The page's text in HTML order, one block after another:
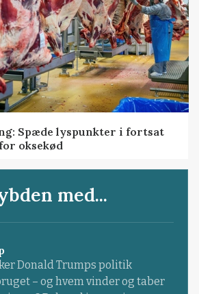
Spæde lyspunkter i fortsat
oksekød
med...
Donald Trumps politik
– og hvem vinder og taber